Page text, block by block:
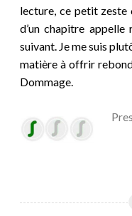
lecture, ce petit
d’un chapitre
suivant. Je me suis
matière à offrir
Dommage.